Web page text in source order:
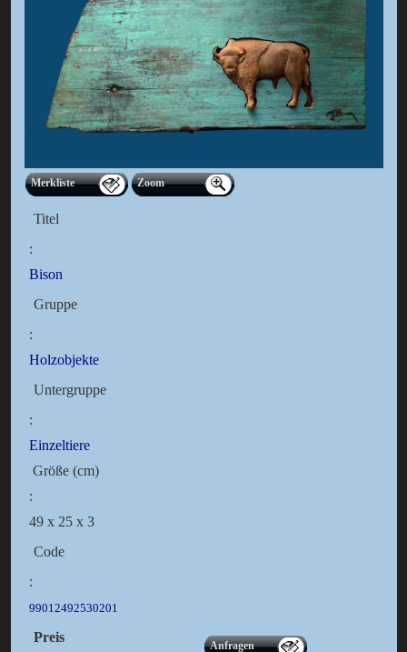
Merkliste Zoom
Titel
:
Bison
Gruppe
:
Holzobjekte
Untergruppe
:
Einzeltiere
Größe (cm)
:
49 x 25 x 3
Code
:
99012492530201
Preis
Anfragen